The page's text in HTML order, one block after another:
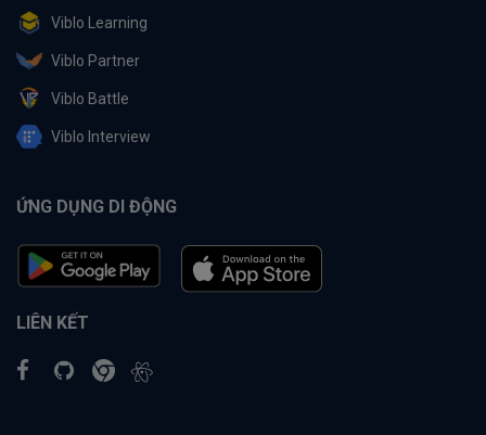
Viblo Learning
Viblo Partner
Viblo Battle
Viblo Interview
ỨNG DỤNG DI ĐỘNG
LIÊN KẾT